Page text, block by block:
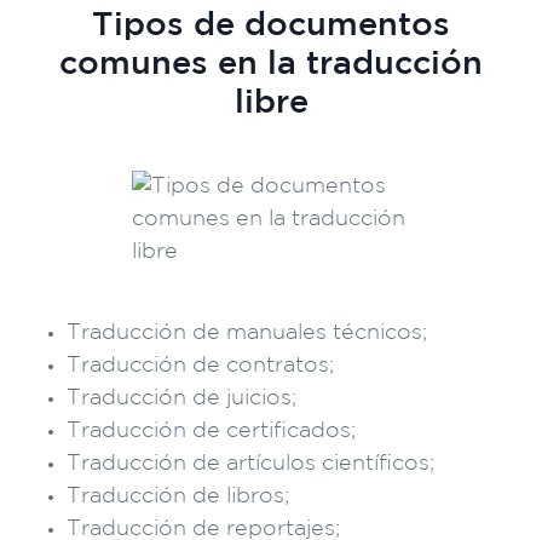
Tipos de documentos
comunes en la traducción
libre
Traducción de manuales técnicos;
Traducción de contratos;
Traducción de juicios;
Traducción de certificados;
Traducción de artículos científicos;
Traducción de libros;
Traducción de reportajes;